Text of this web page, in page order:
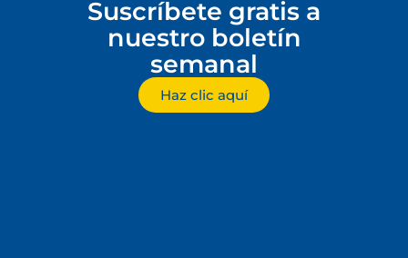
Suscríbete gratis a
nuestro boletín
semanal
Haz clic aquí